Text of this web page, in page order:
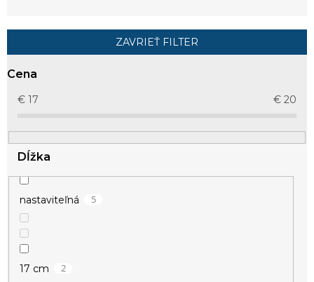
p
r
k
t
v
ZAVRIEŤ FILTER
Cena
€ 17 € 20
Dĺžka
nastaviteľná 5
17 cm 2